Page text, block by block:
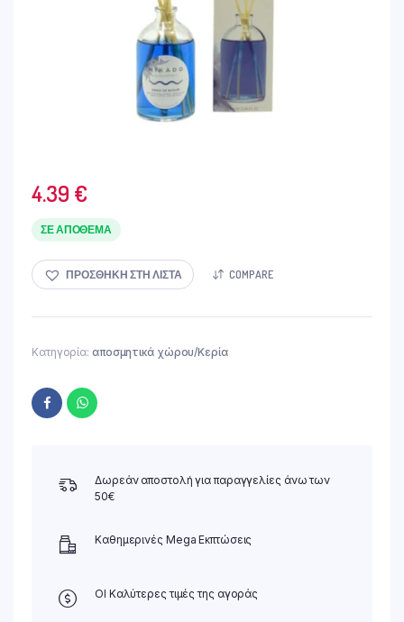
4.39 €
ΣΕ ΑΠΌΘΕΜΑ
ΠΡΟΣΘΉΚΗ ΣΤΗ ΛΊΣΤΑ COMPARE
Κατηγορία: αποσμητικά χώρου/Κερία
Δωρεάν αποστολή για παραγγελίες άνω των
50€
Καθημερινές Mega Εκπτώσεις
ΟΙ Καλύτερες τιμές της αγοράς